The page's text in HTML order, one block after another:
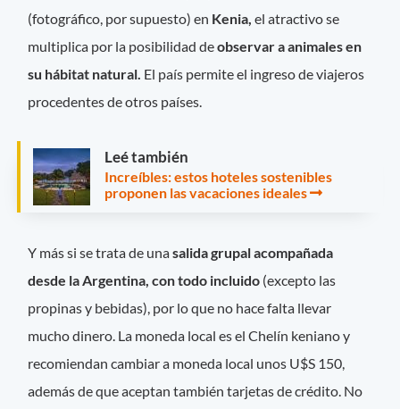
(fotográfico, por supuesto) en Kenia,el atractivo se
multiplica por la posibilidad deobservar a animales en
su hábitat natural. El país permite el ingreso de viajeros
procedentes de otros países.
Leé también
Increíbles: estos hoteles sostenibles
proponen las vacaciones ideales
Y más si se trata de unasalida grupal acompañada
desde la Argentina, con todo incluido (excepto las
propinas y bebidas), por lo que no hace falta llevar
mucho dinero. La moneda local es el Chelín keniano y
recomiendan cambiar a moneda local unos U$S 150,
además de que aceptan también tarjetas de crédito. No